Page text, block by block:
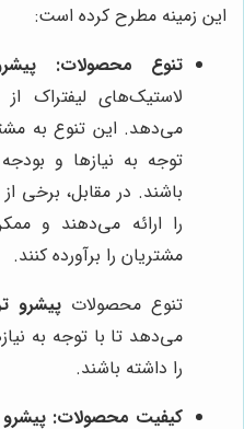
این زمینه مطرح کرده است:
تنوع محصولات:
لاستیک‌های لیفتراک از
می‌دهد. این تنوع به
توجه به نیازها و
باشند. در مقابل، برخی
را ارائه می‌دهند و
مشتریان را برآورده کنند.
تنوع محصولات پیشرو
می‌دهد تا با توجه به
را داشته باشند.
کیفیت محصولات: